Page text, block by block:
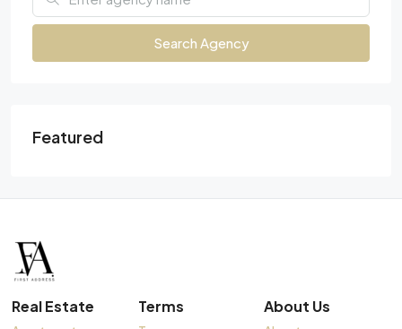
Search Agency
Featured
Real Estate Terms About Us